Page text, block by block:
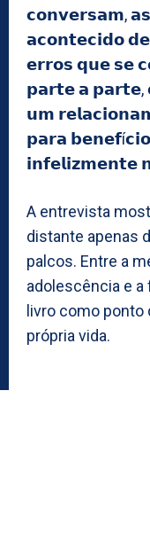
𝗰𝗼𝗻𝘃𝗲𝗿𝘀𝗮𝗺,
𝗮𝗰𝗼𝗻𝘁𝗲𝗰𝗶𝗱𝗼
𝗲𝗿𝗿𝗼𝘀 𝗾𝘂𝗲 𝘀𝗲
𝗽𝗮𝗿𝘁𝗲 𝗮
𝘂𝗺
𝗽𝗮𝗿𝗮
𝗶𝗻𝗳𝗲𝗹𝗶𝘇𝗺𝗲𝗻𝘁𝗲
A entrevista
distante apenas
palcos. Entre a
adolescência e
livro como ponto
própria vida.